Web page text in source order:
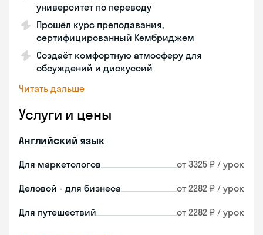
университет по переводу
Прошёл курс преподавания,
сертифицированный Кембриджем
Создаёт комфортную атмосферу для
обсуждений и дискуссий
Читать дальше
Услуги и цены
Английский язык
Для маркетологов от 3325 ₽ / урок
Деловой - для бизнеса от 2282 ₽ / урок
Для путешествий от 2282 ₽ / урок